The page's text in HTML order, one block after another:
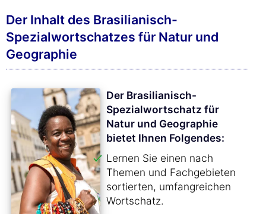
Der Inhalt des Brasilianisch-
Spezialwortschatzes für Natur und
Geographie
Der Brasilianisch-
Spezialwortschatz für
Natur und Geographie
bietet Ihnen Folgendes:
Lernen Sie einen nach
Themen und Fachgebieten
sortierten, umfangreichen
Wortschatz.